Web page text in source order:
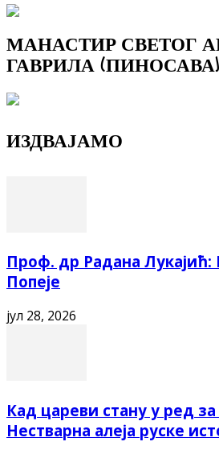
МАНАСТИР СВЕТОГ
ГАВРИЛА (ПИНОСАВА)
ИЗДВАЈАМО
Проф. др Радана Лукајић:
Попеје
јул 28, 2026
Кад цареви стану у ред
Нестварна алеја руске